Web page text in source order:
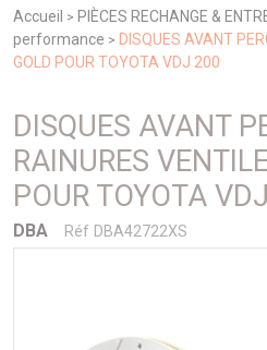
Accueil > PIÈCES RECHANGE &
performance > DISQUES AVANT
GOLD POUR TOYOTA VDJ 200
DISQUES AVANT
RAINURES
POUR TOYOTA
DBA Réf DBA42722XS